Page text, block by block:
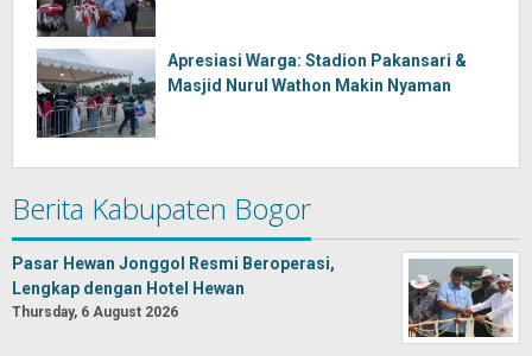
Apresiasi Warga: Stadion Pakansari &
Masjid Nurul Wathon Makin Nyaman
Berita Kabupaten Bogor
Pasar Hewan Jonggol Resmi Beroperasi,
Lengkap dengan Hotel Hewan
Thursday, 6 August 2026